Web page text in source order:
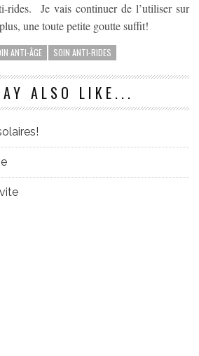
rides. Je vais continuer de l’utiliser sur
une toute petite goutte suffit!
ANTI-ÂGE SOIN ANTI-RIDES
ALSO LIKE...